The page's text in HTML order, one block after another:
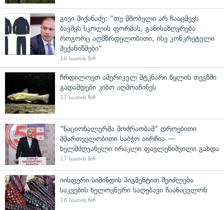
გივი მიქანაძე: "თუ მშობელი არ ჩააცმევს
ბავშვს სკოლის ფორმას, განისაზღვრება
როგორც აღმზრდელობითი, ისე კონკრეტული
მექანიზმები"
16 საათის წინ
ჩრდილოეთ ამერიკულ მტკნარი წყლის თევზში
გადამდები კიბო აღმოაჩინეს
17 საათის წინ
"ნაციონალურმა მოძრაობამ" დროებითი
მმართველობითი საბჭო აირჩია —
ხელმძღვანელი ირაკლი ფავლენიშვილი გახდა
17 საათის წინ
იისფერი სიმინდის პიგმენტით შეიძლება
საკვების ხელოვნური საღებავი ჩაანაცვლონ
18 საათის წინ